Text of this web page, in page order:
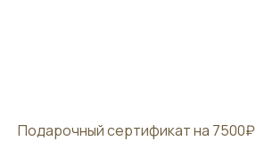
Подарочный сертификат на 7500₽